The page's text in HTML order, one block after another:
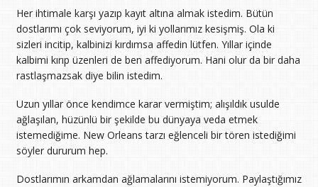
Her ihtimale karşı yazıp kayıt altına almak istedim. Bütün
dostlarımı çok seviyorum, iyi ki yollarımız kesişmiş. Ola ki
sizleri incitip, kalbinizi kırdımsa affedin lütfen. Yıllar içinde
kalbimi kırıp üzenleri de ben affediyorum. Hani olur da bir daha
rastlaşmazsak diye bilin istedim.
Uzun yıllar önce kendimce karar vermiştim; alışıldık usulde
ağlaşılan, hüzünlü bir şekilde bu dünyaya veda etmek
istemediğime. New Orleans tarzı eğlenceli bir tören istediğimi
söyler dururum hep.
Dostlarımın arkamdan ağlamalarını istemiyorum. Paylaştığımız